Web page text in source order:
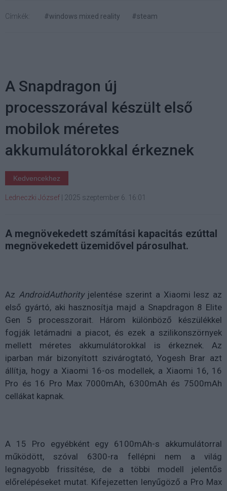
Címkék: #windows mixed reality #steam
A Snapdragon új
processzorával készült első
mobilok méretes
akkumulátorokkal érkeznek
Kedvencekhez
Ledneczki József 2025 szeptember 6. 16:01
A megnövekedett számítási kapacitás ezúttal
megnövekedett üzemidővel párosulhat.
Az AndroidAuthorityjelentése szerint a Xiaomi lesz az
első gyártó, aki hasznosítja majd a Snapdragon 8 Elite
Gen 5 processzorait. Három különböző készülékkel
fogják letámadni a piacot, és ezek a szilikonszörnyek
mellett méretes akkumulátorokkal is érkeznek. Az
iparban már bizonyított szivárogtató, Yogesh Brar azt
állítja, hogy a Xiaomi 16-os modellek, a Xiaomi 16, 16
Pro és 16 Pro Max 7000mAh, 6300mAh és 7500mAh
cellákat kapnak.
A 15 Pro egyébként egy 6100mAh-s akkumulátorral
működött, szóval 6300-ra fellépni nem a világ
legnagyobb frissítése, de a többi modell jelentős
előrelépéseket mutat. Kifejezetten lenyűgöző a Pro Max